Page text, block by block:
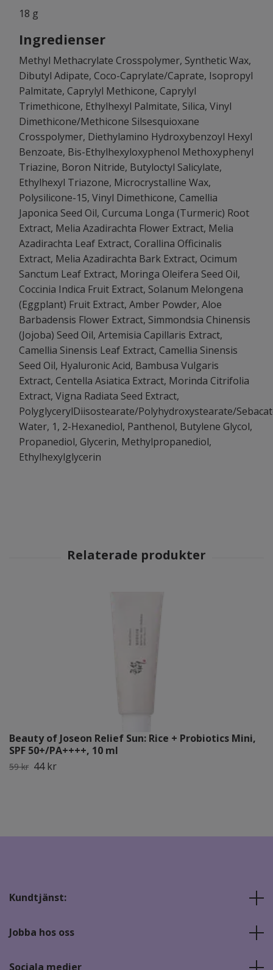
18 g
Ingredienser
Methyl Methacrylate Crosspolymer, Synthetic Wax,
Dibutyl Adipate, Coco-Caprylate/Caprate, Isopropyl
Palmitate, Caprylyl Methicone, Caprylyl
Trimethicone, Ethylhexyl Palmitate, Silica, Vinyl
Dimethicone/Methicone Silsesquioxane
Crosspolymer, Diethylamino Hydroxybenzoyl Hexyl
Benzoate, Bis-Ethylhexyloxyphenol Methoxyphenyl
Triazine, Boron Nitride, Butyloctyl Salicylate,
Ethylhexyl Triazone, Microcrystalline Wax,
Polysilicone-15, Vinyl Dimethicone, Camellia
Japonica Seed Oil, Curcuma Longa (Turmeric) Root
Extract, Melia Azadirachta Flower Extract, Melia
Azadirachta Leaf Extract, Corallina Officinalis
Extract, Melia Azadirachta Bark Extract, Ocimum
Sanctum Leaf Extract, Moringa Oleifera Seed Oil,
Coccinia Indica Fruit Extract, Solanum Melongena
(Eggplant) Fruit Extract, Amber Powder, Aloe
Barbadensis Flower Extract, Simmondsia Chinensis
(Jojoba) Seed Oil, Artemisia Capillaris Extract,
Camellia Sinensis Leaf Extract, Camellia Sinensis
Seed Oil, Hyaluronic Acid, Bambusa Vulgaris
Extract, Centella Asiatica Extract, Morinda Citrifolia
Extract, Vigna Radiata Seed Extract,
PolyglycerylDiisostearate/Polyhydroxystearate/
Water, 1, 2-Hexanediol, Panthenol, Butylene Glycol,
Propanediol, Glycerin, Methylpropanediol,
Ethylhexylglycerin
Beauty of Joseon Relief Sun: Rice + Probiotics Mini,
SPF 50+/PA++++, 10 ml
59 kr 44 kr
Kundtjänst:
Jobba hos oss
Sociala medier